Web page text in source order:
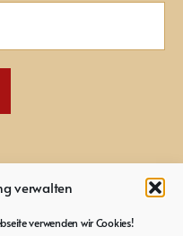
verwalten
verwenden wir Cookies!
Instagram
Twitter